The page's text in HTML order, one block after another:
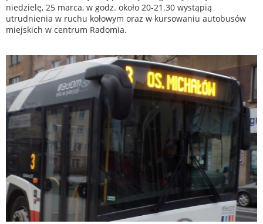
niedzielę, 25 marca, w godz. około 20-21.30 wystąpią
utrudnienia w ruchu kołowym oraz w kursowaniu autobusów
miejskich w centrum Radomia.